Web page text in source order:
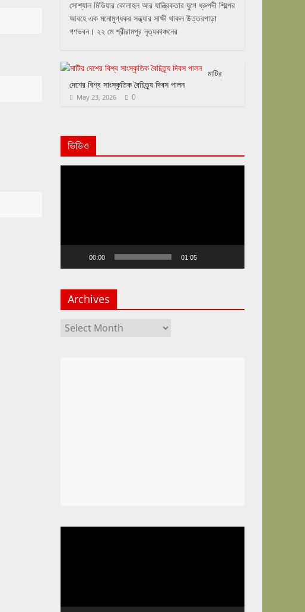
সোশ্যাল মিডিয়ার কোলাহল আর যান্ত্রিকতার যুগে ধ্রুপদী শিল্পের
আবহে এক মনোমুগ্ধকর সন্ধ্যার সাক্ষী থাকল উত্তরপাড়া
গণভবন। ২২ মে শ্রীরামপুর নৃত্যকাঞ্চনের
মাটির
দেশের বিশ্ব সাংস্কৃতিক বৈচিত্র্য দিবস পালন
May 23, 2026 0
ভিডিও
00:00 01:05
Archives
Archives